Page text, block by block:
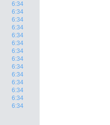
6:34
6:34
6:34
6:34
6:34
6:34
6:34
6:34
6:34
6:34
6:34
6:34
6:34
6:34